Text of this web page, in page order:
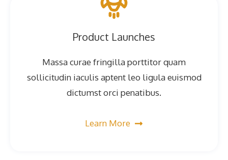
Product Launches
Massa curae fringilla porttitor quam
sollicitudin iaculis aptent leo ligula euismod
dictumst orci penatibus.
Learn More